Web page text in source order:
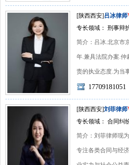
[陕西西安]吕冰律师
专长领域： 刑事辩
简介：吕冰.北京市
年.兼具法院办案.仲
责的执业态度.为当
17709181051
[陕西西安]刘菲律师
专长领域： 合同纠
简介：刘菲律师现
专注各类合同与经